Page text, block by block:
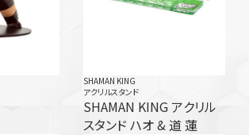
SHAMAN KING
アクリルスタンド
SHAMAN KING アクリル
スタンド ハオ & 道 蓮